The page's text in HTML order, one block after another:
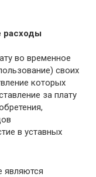
расходы
во временное
своих
которых
за плату
в уставных
являются